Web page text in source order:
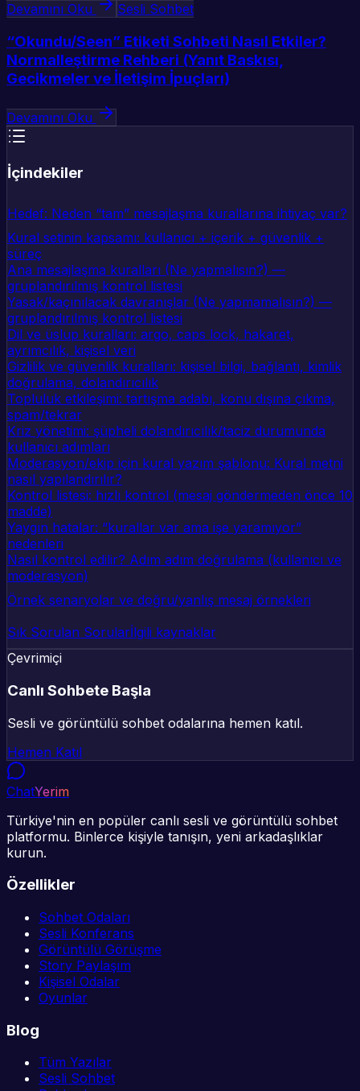
Devamını Oku Sesli Sohbet
“Okundu/Seen” Etiketi Sohbeti Nasıl Etkiler?
Normalleştirme Rehberi (Yanıt Baskısı,
Gecikmeler ve İletişim İpuçları)
Devamını Oku
İçindekiler
Hedef: Neden “tam” mesajlaşma kurallarına ihtiyaç var?
Kural setinin kapsamı: kullanıcı + içerik + güvenlik +
süreç
Ana mesajlaşma kuralları (Ne yapmalısın?) —
gruplandırılmış kontrol listesi
Yasak/kaçınılacak davranışlar (Ne yapmamalısın?) —
gruplandırılmış kontrol listesi
Dil ve üslup kuralları: argo, caps lock, hakaret,
ayrımcılık, kişisel veri
Gizlilik ve güvenlik kuralları: kişisel bilgi, bağlantı, kimlik
doğrulama, dolandırıcılık
Topluluk etkileşimi: tartışma adabı, konu dışına çıkma,
spam/tekrar
Kriz yönetimi: şüpheli dolandırıcılık/taciz durumunda
kullanıcı adımları
Moderasyon/ekip için kural yazım şablonu: Kural metni
nasıl yapılandırılır?
Kontrol listesi: hızlı kontrol (mesaj göndermeden önce 10
madde)
Yaygın hatalar: “kurallar var ama işe yaramıyor”
nedenleri
Nasıl kontrol edilir? Adım adım doğrulama (kullanıcı ve
moderasyon)
Örnek senaryolar ve doğru/yanlış mesaj örnekleri
Sık Sorulan Sorularİlgili kaynaklar
Çevrimiçi
Canlı Sohbete Başla
Sesli ve görüntülü sohbet odalarına hemen katıl.
Hemen Katıl
ChatYerim
Türkiye'nin en popüler canlı sesli ve görüntülü sohbet
platformu. Binlerce kişiyle tanışın, yeni arkadaşlıklar
kurun.
Özellikler
Sohbet Odaları
Sesli Konferans
Görüntülü Görüşme
Story Paylaşım
Kişisel Odalar
Oyunlar
Blog
Tüm Yazılar
Sesli Sohbet